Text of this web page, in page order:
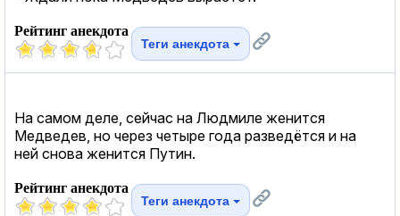
Рейтинг анекдота
Теги анекдота
На самом деле, сейчас на Людмиле женится
Медведев, но через четыре года разведётся и на
ней снова женится Путин.
Рейтинг анекдота
Теги анекдота